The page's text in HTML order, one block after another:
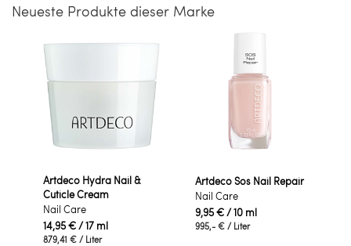
Neueste Produkte dieser Marke
Artdeco Hydra Nail &
Cuticle Cream
Nail Care
14,95 €/ 17 ml
879,41 € / Liter
Artdeco Sos Nail Repair
Nail Care
9,95 €/ 10 ml
995,- € / Liter